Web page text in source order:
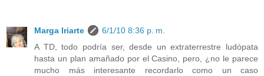
Marga Iriarte
6/1/10 8:36 p. m.
A TD, todo podría ser, desde un extraterrestre ludópata
hasta un plan amañado por el Casino, pero, ¿no le parece
mucho más interesante recordarlo como un caso